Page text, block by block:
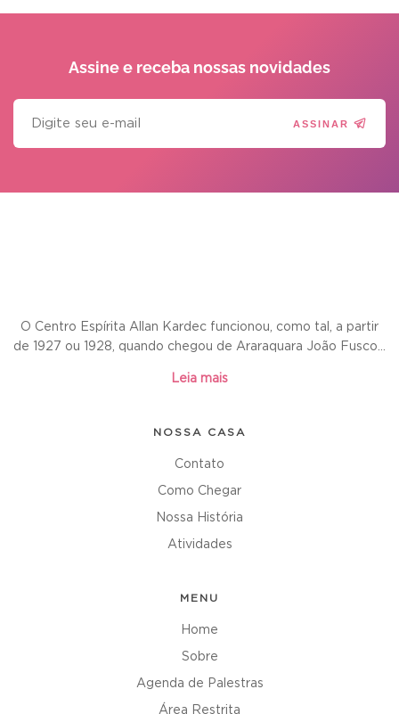
Assine e receba nossas novidades
ASSINAR
O Centro Espírita Allan Kardec funcionou, como tal, a partir
de 1927 ou 1928, quando chegou de Araraquara João Fusco...
Leia mais
NOSSA CASA
Contato
Como Chegar
Nossa História
Atividades
MENU
Home
Sobre
Agenda de Palestras
Área Restrita